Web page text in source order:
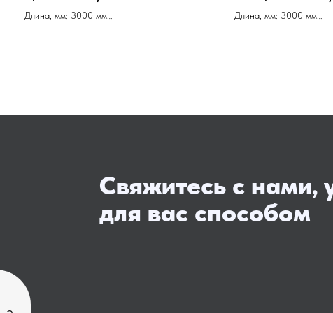
Длина, мм: 3000 мм
Длина, мм: 3000 мм
Свяжитесь с нами,
для вас способом